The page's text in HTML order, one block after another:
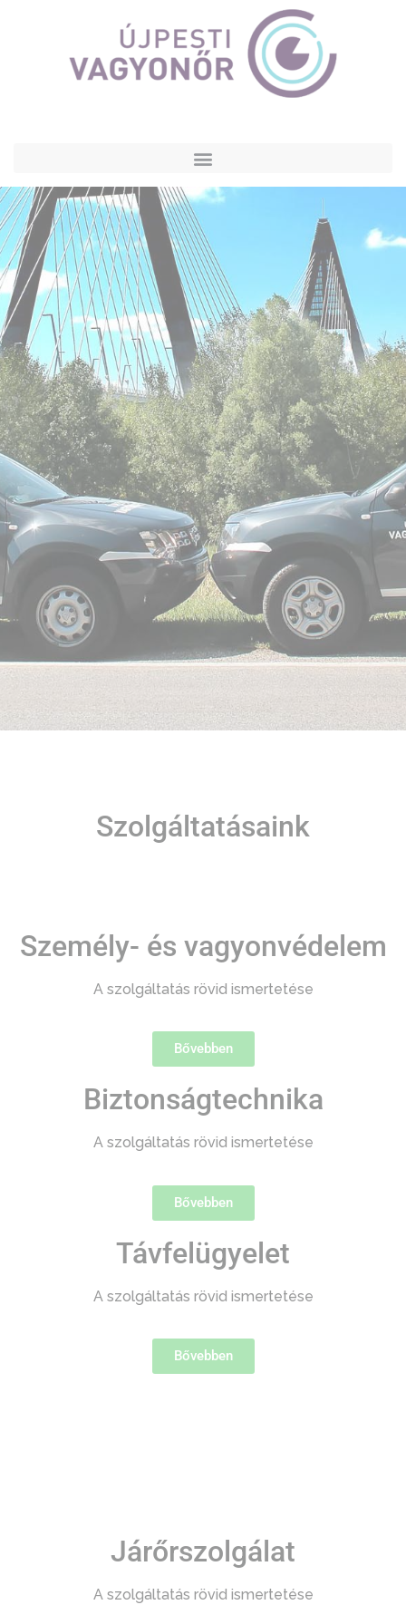
Szolgáltatásaink
Személy- és vagyonvédelem
A szolgáltatás rövid ismertetése
Bővebben
Biztonságtechnika
A szolgáltatás rövid ismertetése
Bővebben
Távfelügyelet
A szolgáltatás rövid ismertetése
Bővebben
Járőrszolgálat
A szolgáltatás rövid ismertetése